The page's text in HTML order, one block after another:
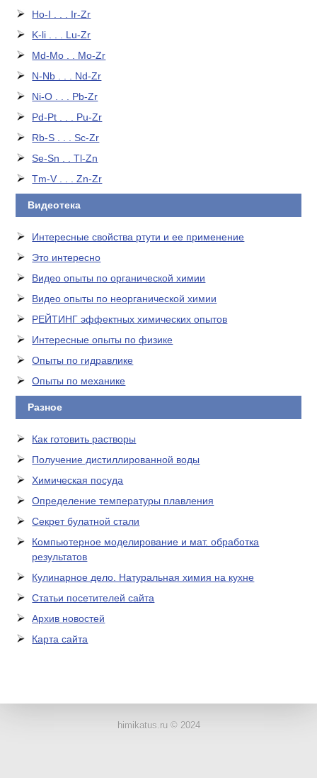
Ho-I . . . Ir-Zr
K-li . . . Lu-Zr
Md-Mo . . Mo-Zr
N-Nb . . . Nd-Zr
Ni-O . . . Pb-Zr
Pd-Pt . . . Pu-Zr
Rb-S . . . Sc-Zr
Se-Sn . . Tl-Zn
Tm-V . . . Zn-Zr
Видеотека
Интересные свойства ртути и ее применение
Это интересно
Видео опыты по органической химии
Видео опыты по неорганической химии
РЕЙТИНГ эффектных химических опытов
Интересные опыты по физике
Опыты по гидравлике
Опыты по механике
Разное
Как готовить растворы
Получение дистиллированной воды
Химическая посуда
Определение температуры плавления
Секрет булатной стали
Компьютерное моделирование и мат. обработка
результатов
Кулинарное дело. Натуральная химия на кухне
Статьи посетителей сайта
Архив новостей
Карта сайта
himikatus.ru © 2024